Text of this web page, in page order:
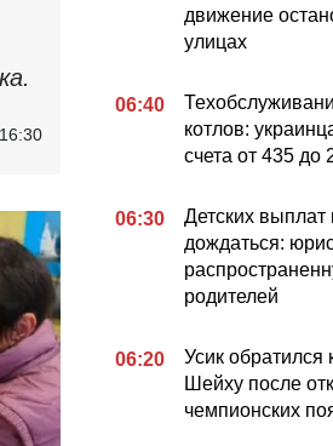
движение
улицах
06:40
котлов:
счета от 435 до
06:30
Детских
дождаться:
родителей
06:20
Усик обратился
Шейху после
чемпионских